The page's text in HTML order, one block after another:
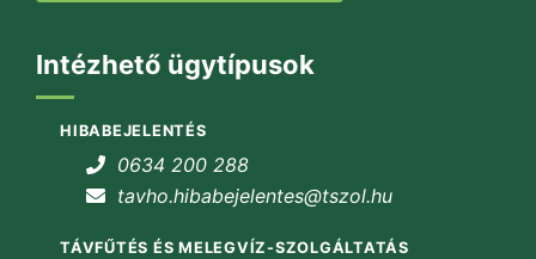
Intézhető ügytípusok
HIBABEJELENTÉS
0634 200 288
tavho.hibabejelentes@tszol.hu
TÁVFŰTÉS ÉS MELEGVÍZ-SZOLGÁLTATÁS